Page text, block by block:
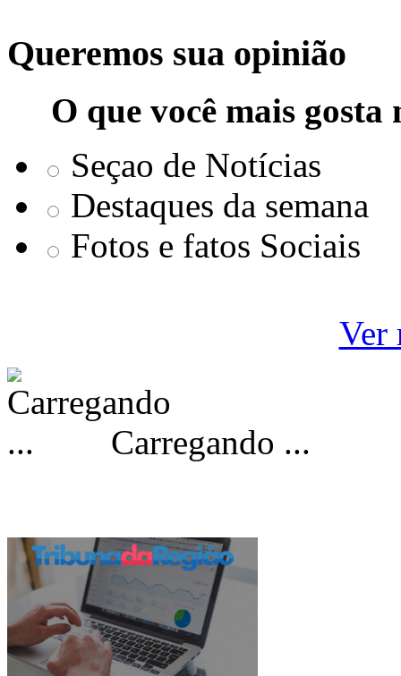
Queremos sua opinião
O que você mais
Seçao de Notícias
Destaques da semana
Fotos e fatos Sociais
Ver
Carregando ...